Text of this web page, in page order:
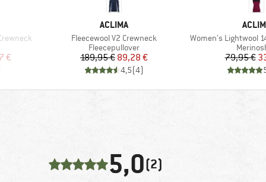
Preis
€
MARKE
ACLIMA
Artikel
Fleecewool V2 Crewneck
Produktgruppe
Fleecepullover
Preis
189,95 €reduzierter Preis
89,28 €
4,5(4)
Artikel
Women's Lightwool
79,95 €
5,0(2)